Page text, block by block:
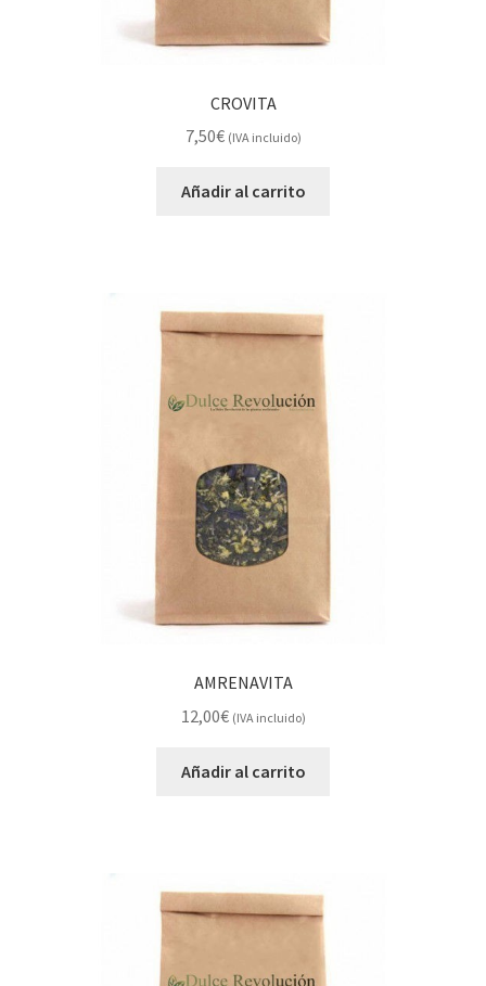
CROVITA
7,50€ (IVA incluido)
Añadir al carrito
AMRENAVITA
12,00€ (IVA incluido)
Añadir al carrito